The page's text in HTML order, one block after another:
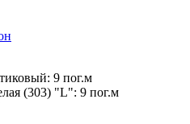
9 пог.м
(303) "L": 9 пог.м